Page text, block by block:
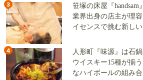
3
笹塚の床屋『
業界出身の店主が理
イセンスで挑む新しい
4
人形町『味源』は石
ウイスキー15種が揃
なハイボールの組み